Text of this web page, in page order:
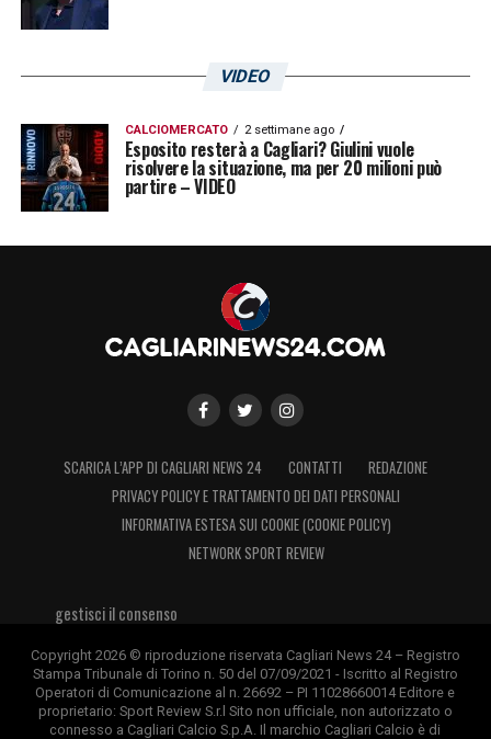
VIDEO
CALCIOMERCATO 2 settimane ago
Esposito resterà a Cagliari? Giulini vuole
risolvere la situazione, ma per 20 milioni può
partire – VIDEO
SCARICA L’APP DI CAGLIARI NEWS 24 CONTATTI
REDAZIONE
PRIVACY POLICY E TRATTAMENTO DEI DATI PERSONALI
INFORMATIVA ESTESA SUI COOKIE (COOKIE POLICY)
NETWORK SPORT REVIEW
gestisci il consenso
Copyright 2026 © riproduzione riservata Cagliari News 24 – Registro
Stampa Tribunale di Torino n. 50 del 07/09/2021 - Iscritto al Registro
Operatori di Comunicazione al n. 26692 – PI 11028660014 Editore e
proprietario: Sport Review S.r.l Sito non ufficiale, non autorizzato o
connesso a Cagliari Calcio S.p.A. Il marchio Cagliari Calcio è di